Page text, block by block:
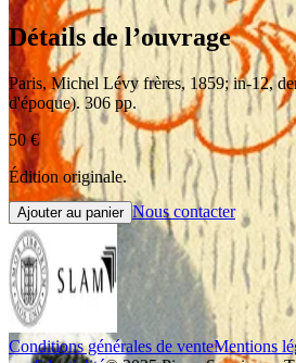
Détails de l’ouvrage
Paris,Michel Lévy frères, 1859; in-12,
d'époque). 306 pp.
50€
Édition originale.
Ajouter au panier Nous contacter
Conditions générales de venteMentions